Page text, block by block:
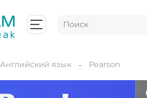
Английский язык Pearson